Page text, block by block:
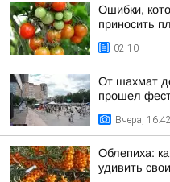
Ошибки,
приносить
02:10
От шахмат
прошел
Вчера, 16:42
Облепиха:
удивить